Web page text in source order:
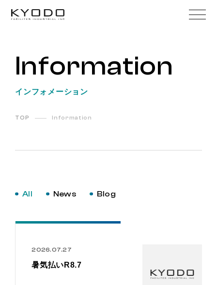
Information
インフォメーション
TOP Information
All News Blog
2026.07.27
暑気払いR8.7